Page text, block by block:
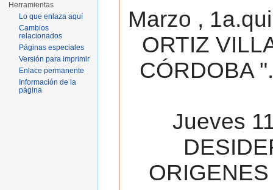
Marzo ,
ORTIZ
CÓRDOBA
Jueves
Herramientas
Lo que enlaza aquí
Cambios
relacionados
Páginas especiales
Versión para imprimir
Enlace permanente
Información de la
página